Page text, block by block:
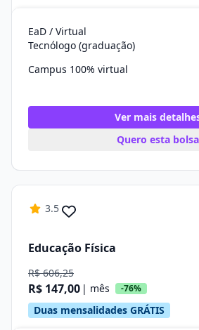
EaD / Virtual
Tecnólogo (graduação)
Campus 100% virtual
Ver mais
Quero esta bolsa
3.5
Educação Física
R$ 606,25
R$ 147,00 | mês -76%
Duas mensalidades GRÁTIS